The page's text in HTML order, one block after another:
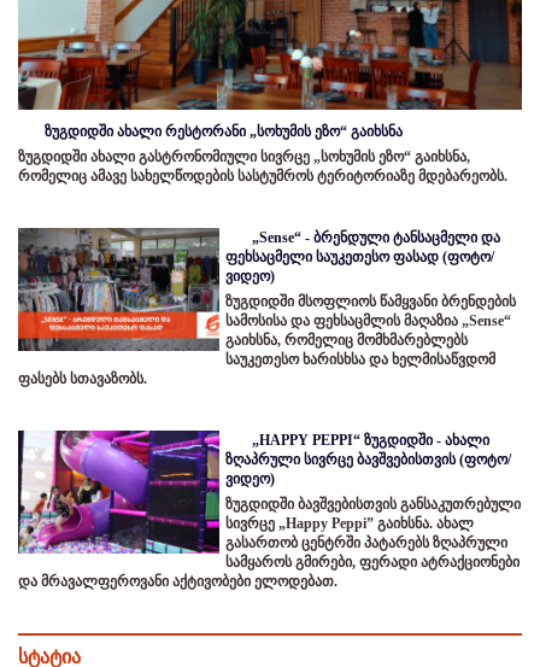
ზუგდიდში ახალი რესტორანი „სოხუმის ეზო“ გაიხსნა
ზუგდიდში ახალი გასტრონომიული სივრცე „სოხუმის ეზო“ გაიხსნა,
რომელიც ამავე სახელწოდების სასტუმროს ტერიტორიაზე მდებარეობს.
„Sense“ - ბრენდული ტანსაცმელი და
ფეხსაცმელი საუკეთესო ფასად (ფოტო/
ვიდეო)
ზუგდიდში მსოფლიოს წამყვანი ბრენდების
სამოსისა და ფეხსაცმლის მაღაზია „Sense“
გაიხსნა, რომელიც მომხმარებლებს
საუკეთესო ხარისხსა და ხელმისაწვდომ
ფასებს სთავაზობს.
„HAPPY PEPPI“ ზუგდიდში - ახალი
ზღაპრული სივრცე ბავშვებისთვის (ფოტო/
ვიდეო)
ზუგდიდში ბავშვებისთვის განსაკუთრებული
სივრცე „Happy Peppi” გაიხსნა. ახალ
გასართობ ცენტრში პატარებს ზღაპრული
სამყაროს გმირები, ფერადი ატრაქციონები
და მრავალფეროვანი აქტივობები ელოდებათ.
სტატია